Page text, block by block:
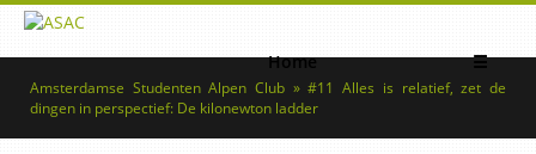
Home ☰
Amsterdamse Studenten Alpen Club » #11 Alles is relatief, zet de
dingen in perspectief: De kilonewton ladder